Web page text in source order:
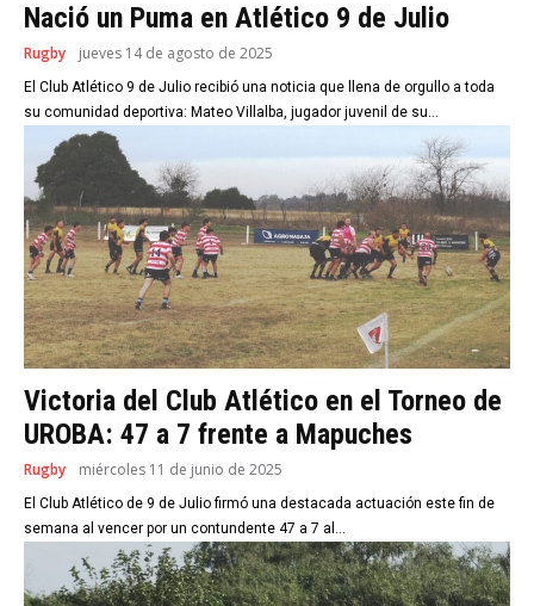
Nació un Puma en Atlético 9 de Julio
Rugby jueves 14 de agosto de 2025
El Club Atlético 9 de Julio recibió una noticia que llena de orgullo a toda
su comunidad deportiva: Mateo Villalba, jugador juvenil de su...
Victoria del Club Atlético en el Torneo de
UROBA: 47 a 7 frente a Mapuches
Rugby miércoles 11 de junio de 2025
El Club Atlético de 9 de Julio firmó una destacada actuación este fin de
semana al vencer por un contundente 47 a 7 al...